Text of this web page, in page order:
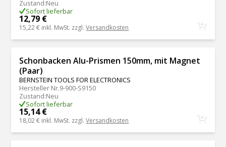
Zustand:Neu
Sofort lieferbar
12,79 €
15,22 € inkl. MwSt. zzgl.Versandkosten
Schonbacken Alu-Prismen 150mm, mit Magnet
(Paar)
BERNSTEIN TOOLS FOR ELECTRONICS
Hersteller Nr.9-900-S9150
Zustand:Neu
Sofort lieferbar
15,14 €
18,02 € inkl. MwSt. zzgl.Versandkosten